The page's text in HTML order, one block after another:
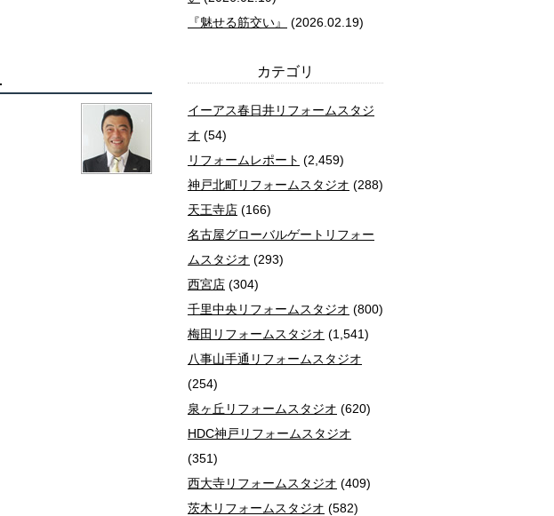
『魅せる筋交い』
(2026.02.19)
カテゴリ
イーアス春日井リフォームスタジ
オ (54)
リフォームレポート (2,459)
神戸北町リフォームスタジオ (288)
天王寺店 (166)
名古屋グローバルゲートリフォー
ムスタジオ (293)
西宮店 (304)
千里中央リフォームスタジオ (800)
梅田リフォームスタジオ (1,541)
八事山手通リフォームスタジオ
(254)
泉ヶ丘リフォームスタジオ (620)
HDC神戸リフォームスタジオ
(351)
西大寺リフォームスタジオ (409)
茨木リフォームスタジオ (582)